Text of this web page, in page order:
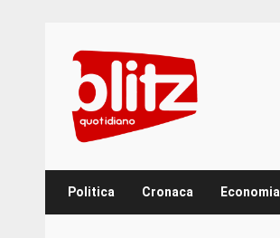
content
Politica Cronaca Economia